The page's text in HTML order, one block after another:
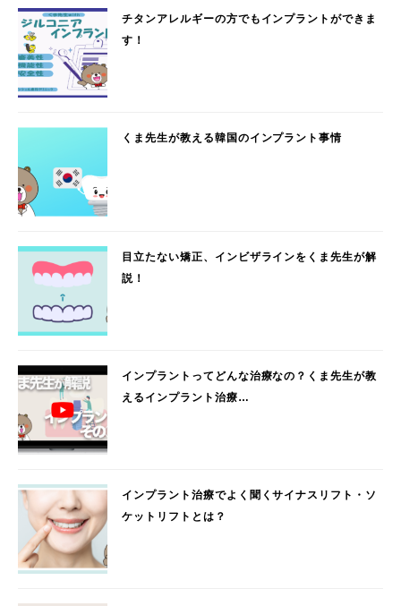
チタンアレルギーの方でもインプラントができま
す！
くま先生が教える韓国のインプラント事情
目立たない矯正、インビザラインをくま先生が解
説！
インプラントってどんな治療なの？くま先生が教
えるインプラント治療…
インプラント治療でよく聞くサイナスリフト・ソ
ケットリフトとは？